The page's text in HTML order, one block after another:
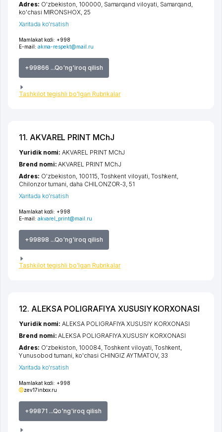
Mamlakat kodi: +998
E-mail: akma-respekt@mail.ru
+99866 ...Qo'ng'iroq qilish
Tashkilot tegishli bo'lgan Rubrikalar
Adres: O'zbekiston, 100000, Samarqand viloyati, Samarqand,
ko'chasi MIRONSHOX, 25
Xaritada ko'rsatish
11. AKVAREL PRINT MChJ
Mamlakat kodi: +998
E-mail: akvarel_print@mail.ru
+99898 ...Qo'ng'iroq qilish
Tashkilot tegishli bo'lgan Rubrikalar
Yuridik nomi:AKVAREL PRINT MChJ
Brend nomi:AKVAREL PRINT MChJ
Adres: O'zbekiston, 100115, Toshkent viloyati Toshkent
Chilonzor tumani daha CHILONZOR-3 , 51
Xaritada ko'rsatish
12. ALEKSA POLIGRAFIYA XUSUSIY KORXONASI
Mamlakat kodi: +998
zev17inbox.ru
+99871 ...Qo'ng'iroq qilish
Yuridik nomi:ALEKSA POLIGRAFIYA XUSUSIY KORXONASI
Brend nomi:ALEKSA POLIGRAFIYA XUSUSIY KORXONASI
Adres: O'zbekiston, 100084, Toshkent viloyati Toshkent
Yunusobod tumani ko'chasi CHINGIZ AYTMATOV, 33
Xaritada ko'rsatish